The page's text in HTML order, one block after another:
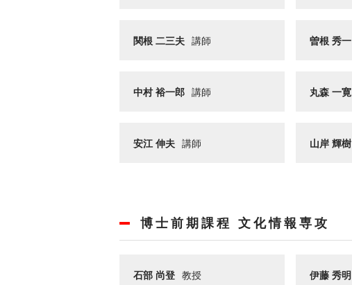
関根 二三夫 講師 曽根 秀一
中村 裕一郎 講師 丸森 一寛
安江 伸夫 講師 山岸 輝樹
博士前期課程 文化情報専攻
石部 尚登 教授 伊藤 秀明